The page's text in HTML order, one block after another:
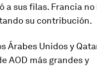
a sus filas. Francia no
su contribución.
Árabes Unidos y
AOD más grandes y